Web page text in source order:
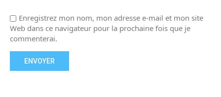
Enregistrez mon nom, mon adresse e-mail et mon site
Web dans ce navigateur pour la prochaine fois que je
commenterai.